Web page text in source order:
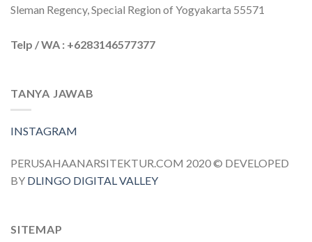
Sleman Regency, Special Region of Yogyakarta 55571
Telp / WA : +6283146577377
TANYA JAWAB
INSTAGRAM
PERUSAHAANARSITEKTUR.COM 2020 © DEVELOPED
BY DLINGO DIGITAL VALLEY
SITEMAP